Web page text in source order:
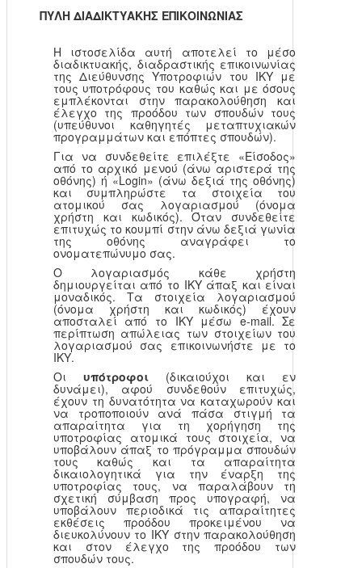
ΠΥΛΗ ΔΙΑΔΙΚΤΥΑΚΗΣ ΕΠΙΚΟΙΝΩΝΙΑΣ
Η ιστοσελίδα αυτή αποτελεί το μέσο
διαδικτυακής, διαδραστικής επικοινωνίας
της Διεύθυνσης Υποτροφιών του ΙΚΥ με
τους υποτρόφους του καθώς και με όσους
εμπλέκονται στην παρακολούθηση και
έλεγχο της προόδου των σπουδών τους
(υπεύθυνοι καθηγητές μεταπτυχιακών
προγραμμάτων και επόπτες σπουδών).
Για να συνδεθείτε επιλέξτε «Είσοδος»
από το αρχικό μενού (άνω αριστερά της
οθόνης) ή «Login» (άνω δεξιά της οθόνης)
και συμπληρώστε τα στοιχεία του
ατομικού σας λογαριασμού (όνομα
χρήστη και κωδικός). Όταν συνδεθείτε
επιτυχώς το κουμπί στην άνω δεξιά γωνία
της οθόνης αναγράφει το
ονοματεπώνυμο σας.
Ο λογαριασμός κάθε χρήστη
δημιουργείται από το ΙΚΥ άπαξ και είναι
μοναδικός. Τα στοιχεία λογαριασμού
(όνομα χρήστη και κωδικός) έχουν
αποσταλεί από το ΙΚΥ μέσω e-mail. Σε
περίπτωση απώλειας των στοιχείων του
λογαριασμού σας επικοινωνήστε με το
ΙΚΥ.
Οι υπότροφοι(δικαιούχοι και εν
δυνάμει), αφού συνδεθούν επιτυχώς,
έχουν τη δυνατότητα να καταχωρούν και
να τροποποιούν ανά πάσα στιγμή τα
απαραίτητα για τη χορήγηση της
υποτροφίας ατομικά τους στοιχεία, να
υποβάλουν άπαξ το πρόγραμμα σπουδών
τους καθώς και τα απαραίτητα
δικαιολογητικά για την έναρξη της
υποτροφίας τους, να παραλάβουν τη
σχετική σύμβαση προς υπογραφή, να
υποβάλουν περιοδικά τις απαραίτητες
εκθέσεις προόδου προκειμένου να
διευκολύνουν το ΙΚΥ στην παρακολούθηση
και στον έλεγχο της προόδου των
σπουδών τους.